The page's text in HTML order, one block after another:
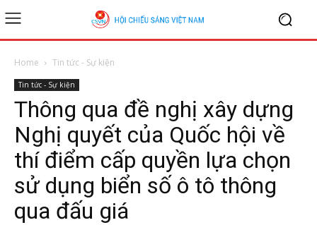
Home Tin tức - Sự kiện
Tin tức - Sự kiện
Thông qua đề nghị xây dựng
Nghị quyết của Quốc hội về
thí điểm cấp quyền lựa chọn
sử dụng biển số ô tô thông
qua đấu giá